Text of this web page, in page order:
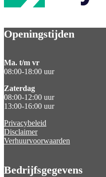
Openingstijden
Ma. t/m vr
08:00-18:00 uur
Zaterdag
08:00-12:00 uur
13:00-16:00 uur
Privacybeleid
Disclaimer
Verhuurvoorwaarden
Bedrijfsgegevens